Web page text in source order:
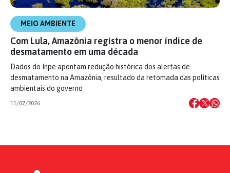
MEIO AMBIENTE
Com Lula, Amazônia registra o menor índice de
desmatamento em uma década
Dados do Inpe apontam redução histórica dos alertas de
desmatamento na Amazônia, resultado da retomada das políticas
ambientais do governo
11/07/2026